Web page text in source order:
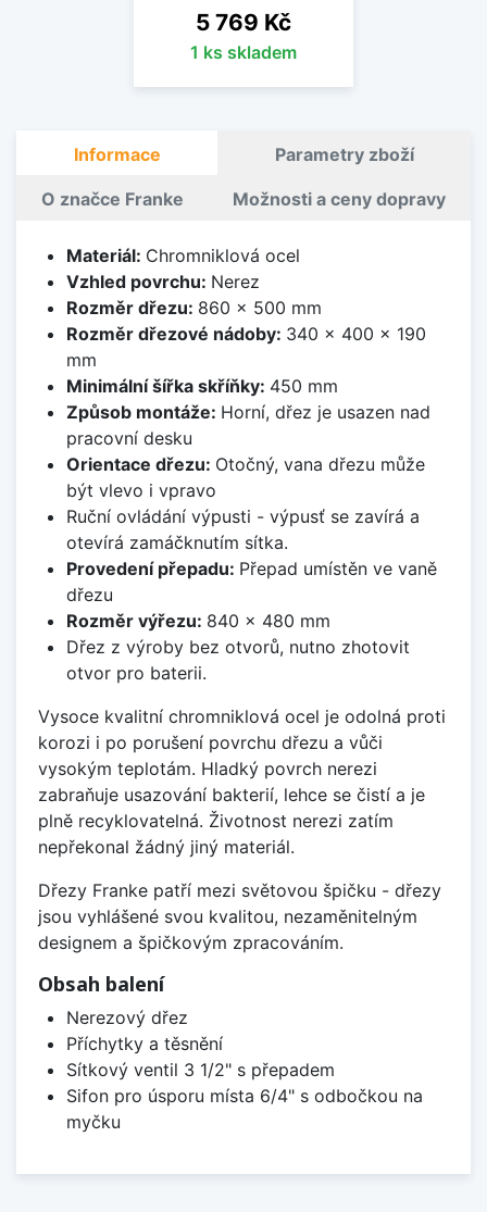
Cena
5 769 Kč
1 ks skladem
Informace Parametry zboží
O značce Franke Možnosti a ceny dopravy
Materiál: Chromniklová ocel
Vzhled povrchu: Nerez
Rozměr dřezu: 860 x 500 mm
Rozměr dřezové nádoby: 340 x 400 x 190
mm
Minimální šířka skříňky: 450 mm
Způsob montáže: Horní, dřez je usazen nad
pracovní desku
Orientace dřezu: Otočný, vana dřezu může
být vlevo i vpravo
Ruční ovládání výpusti - výpusť se zavírá a
otevírá zamáčknutím sítka.
Provedení přepadu: Přepad umístěn ve vaně
dřezu
Rozměr výřezu: 840 x 480 mm
Dřez z výroby bez otvorů, nutno zhotovit
otvor pro baterii.
Vysoce kvalitní chromniklová ocel je odolná proti
korozi i po porušení povrchu dřezu a vůči
vysokým teplotám. Hladký povrch nerezi
zabraňuje usazování bakterií, lehce se čistí a je
plně recyklovatelná. Životnost nerezi zatím
nepřekonal žádný jiný materiál.
Dřezy Franke patří mezi světovou špičku - dřezy
jsou vyhlášené svou kvalitou, nezaměnitelným
designem a špičkovým zpracováním.
Obsah balení
Nerezový dřez
Příchytky a těsnění
Sítkový ventil 3 1/2" s přepadem
Sifon pro úsporu místa 6/4" s odbočkou na
myčku